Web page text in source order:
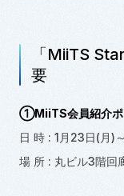
「MiiTS
要
①MiiTS会員紹介ポ
日 時 : 1月23日(月)
場 所 : 丸ビル3階回